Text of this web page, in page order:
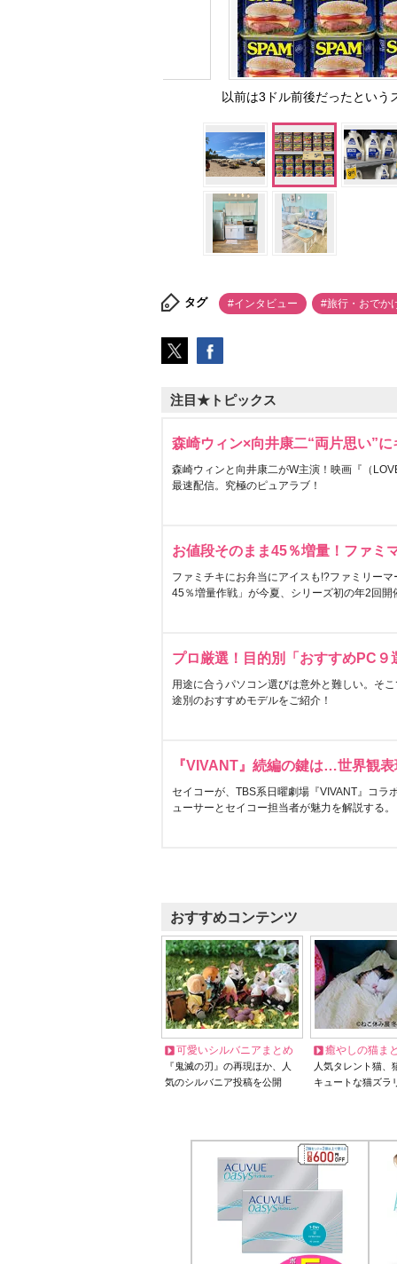
以前は3ドル前後だったとい
タグ #インタビュー #旅行・おでか
注目★トピックス
森崎ウィン×向井康二“両片思い”
森崎ウィンと向井康二がW主演！映画『（
最速配信。究極のピュアラブ！
お値段そのまま45％増量！ファミ
ファミチキにお弁当にアイスも!?ファミリー
45％増量作戦」が今夏、シリーズ初の年2回開
プロ厳選！目的別「おすすめPC９
用途に合うパソコン選びは意外と難しい。そ
途別のおすすめモデルをご紹介！
『VIVANT』続編の鍵は…世界観
セイコーが、TBS系日曜劇場『VIVANT』コラ
ューサーとセイコー担当者が魅力を解説する。
おすすめコンテンツ
可愛いシルバニアまとめ
『鬼滅の刃』の再現ほか、人
気のシルバニア投稿を公開
癒やしの猫ま
人気タレント猫
キュートな猫ズラ